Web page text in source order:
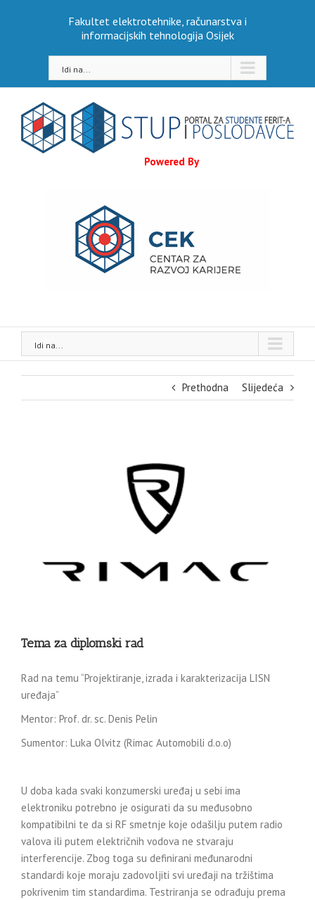
Fakultet elektrotehnike, računarstva i
informacijskih tehnologija Osijek
Idi na...
Powered By
Idi na...
Prethodna Slijedeća
Tema za diplomski rad
Rad na temu “Projektiranje, izrada i karakterizacija LISN
uređaja”
Mentor: Prof. dr. sc. Denis Pelin
Sumentor: Luka Olvitz (Rimac Automobili d.o.o)
U doba kada svaki konzumerski uređaj u sebi ima
elektroniku potrebno je osigurati da su međusobno
kompatibilni te da si RF smetnje koje odašilju putem radio
valova ili putem električnih vodova ne stvaraju
interferencije. Zbog toga su definirani međunarodni
standardi koje moraju zadovoljiti svi uređaji na tržištima
pokrivenim tim standardima. Testriranja se odrađuju prema